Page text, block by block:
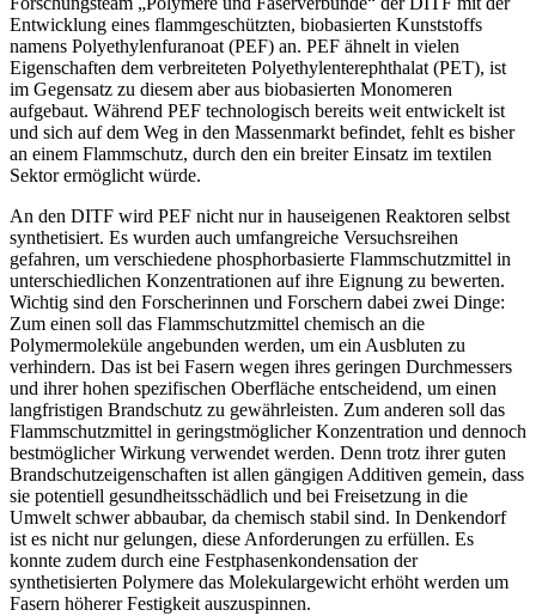
Entwicklung eines flammgeschützten, biobasierten Kunststoffs
namens Polyethylenfuranoat (PEF) an. PEF ähnelt in vielen
Eigenschaften dem verbreiteten Polyethylenterephthalat (PET), ist
im Gegensatz zu diesem aber aus biobasierten Monomeren
aufgebaut. Während PEF technologisch bereits weit entwickelt ist
und sich auf dem Weg in den Massenmarkt befindet, fehlt es bisher
an einem Flammschutz, durch den ein breiter Einsatz im textilen
Sektor ermöglicht würde.
An den DITF wird PEF nicht nur in hauseigenen Reaktoren selbst
synthetisiert. Es wurden auch umfangreiche Versuchsreihen
gefahren, um verschiedene phosphorbasierte Flammschutzmittel in
unterschiedlichen Konzentrationen auf ihre Eignung zu bewerten.
Wichtig sind den Forscherinnen und Forschern dabei zwei Dinge:
Zum einen soll das Flammschutzmittel chemisch an die
Polymermoleküle angebunden werden, um ein Ausbluten zu
verhindern. Das ist bei Fasern wegen ihres geringen Durchmessers
und ihrer hohen spezifischen Oberfläche entscheidend, um einen
langfristigen Brandschutz zu gewährleisten. Zum anderen soll das
Flammschutzmittel in geringstmöglicher Konzentration und dennoch
bestmöglicher Wirkung verwendet werden. Denn trotz ihrer guten
Brandschutzeigenschaften ist allen gängigen Additiven gemein, dass
sie potentiell gesundheitsschädlich und bei Freisetzung in die
Umwelt schwer abbaubar, da chemisch stabil sind. In Denkendorf
ist es nicht nur gelungen, diese Anforderungen zu erfüllen. Es
konnte zudem durch eine Festphasenkondensation der
synthetisierten Polymere das Molekulargewicht erhöht werden um
Fasern höherer Festigkeit auszuspinnen.